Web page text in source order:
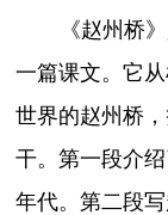
《赵州桥
一篇课文。它
世界的赵州桥
干。第一段介
年代。第二段